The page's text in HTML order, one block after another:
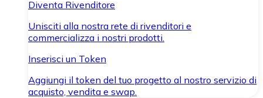
Diventa Rivenditore
Unisciti alla nostra rete di rivenditori e
commercializza i nostri prodotti.
Inserisci un Token
Aggiungi il token del tuo progetto al nostro servizio di
acquisto, vendita e swap.